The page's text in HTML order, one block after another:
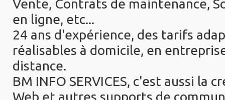
Vente, Contrats de maintenance,
en ligne, etc...
24 ans d'expérience, des tarifs
réalisables à domicile, en
distance.
BM INFO SERVICES, c'est aussi la
Web et autres supports de